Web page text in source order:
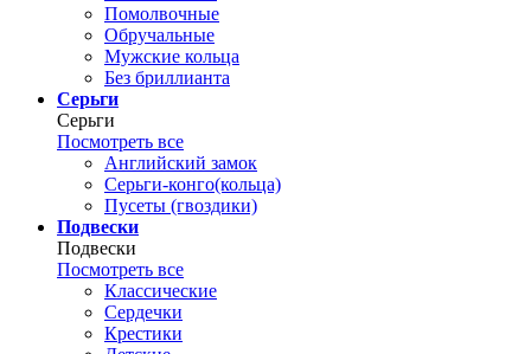
Помолвочные
Обручальные
Мужские кольца
Без бриллианта
Серьги
Серьги
Посмотреть все
Английский замок
Серьги-конго(кольца)
Пусеты (гвоздики)
Подвески
Подвески
Посмотреть все
Классические
Сердечки
Крестики